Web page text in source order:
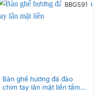
BBG591
Bàn ghế hương đá đào
chim tay lân mặt liền tấm